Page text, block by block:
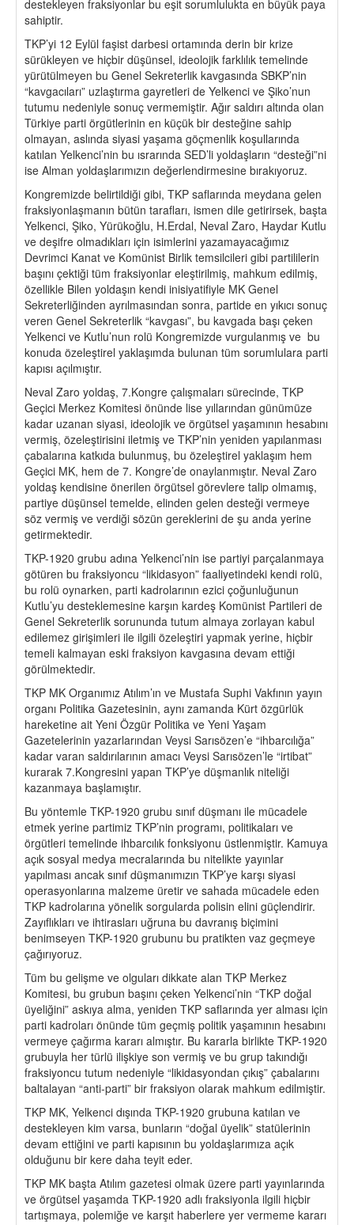
destekleyen fraksiyonlar bu eşit sorumlulukta en büyük paya
sahiptir.
TKP’yi 12 Eylül faşist darbesi ortamında derin bir krize
sürükleyen ve hiçbir düşünsel, ideolojik farklılık temelinde
yürütülmeyen bu Genel Sekreterlik kavgasında SBKP’nin
“kavgacıları” uzlaştırma gayretleri de Yelkenci ve Şiko’nun
tutumu nedeniyle sonuç vermemiştir. Ağır saldırı altında olan
Türkiye parti örgütlerinin en küçük bir desteğine sahip
olmayan, aslında siyasi yaşama göçmenlik koşullarında
katılan Yelkenci’nin bu ısrarında SED’li yoldaşların “desteği”ni
ise Alman yoldaşlarımızın değerlendirmesine bırakıyoruz.
Kongremizde belirtildiği gibi, TKP saflarında meydana gelen
fraksiyonlaşmanın bütün tarafları, ismen dile getirirsek, başta
Yelkenci, Şiko, Yürükoğlu, H.Erdal, Neval Zaro, Haydar Kutlu
ve deşifre olmadıkları için isimlerini yazamayacağımız
Devrimci Kanat ve Komünist Birlik temsilcileri gibi partililerin
başını çektiği tüm fraksiyonlar eleştirilmiş, mahkum edilmiş,
özellikle Bilen yoldaşın kendi inisiyatifiyle MK Genel
Sekreterliğinden ayrılmasından sonra, partide en yıkıcı sonuç
veren Genel Sekreterlik “kavgası”, bu kavgada başı çeken
Yelkenci ve Kutlu’nun rolü Kongremizde vurgulanmış ve bu
konuda özeleştirel yaklaşımda bulunan tüm sorumlulara parti
kapısı açılmıştır.
Neval Zaro yoldaş, 7.Kongre çalışmaları sürecinde, TKP
Geçici Merkez Komitesi önünde lise yıllarından günümüze
kadar uzanan siyasi, ideolojik ve örgütsel yaşamının hesabını
vermiş, özeleştirisini iletmiş ve TKP’nin yeniden yapılanması
çabalarına katkıda bulunmuş, bu özeleştirel yaklaşım hem
Geçici MK, hem de 7. Kongre’de onaylanmıştır. Neval Zaro
yoldaş kendisine önerilen örgütsel görevlere talip olmamış,
partiye düşünsel temelde, elinden gelen desteği vermeye
söz vermiş ve verdiği sözün gereklerini de şu anda yerine
getirmektedir.
TKP-1920 grubu adına Yelkenci’nin ise partiyi parçalanmaya
götüren bu fraksiyoncu “likidasyon” faaliyetindeki kendi rolü,
bu rolü oynarken, parti kadrolarının ezici çoğunluğunun
Kutlu’yu desteklemesine karşın kardeş Komünist Partileri de
Genel Sekreterlik sorununda tutum almaya zorlayan kabul
edilemez girişimleri ile ilgili özeleştiri yapmak yerine, hiçbir
temeli kalmayan eski fraksiyon kavgasına devam ettiği
görülmektedir.
TKP MK Organımız Atılım’ın ve Mustafa Suphi Vakfının yayın
organı Politika Gazetesinin, aynı zamanda Kürt özgürlük
hareketine ait Yeni Özgür Politika ve Yeni Yaşam
Gazetelerinin yazarlarından Veysi Sarısözen’e “ihbarcılığa”
kadar varan saldırılarının amacı Veysi Sarısözen’le “irtibat”
kurarak 7.Kongresini yapan TKP’ye düşmanlık niteliği
kazanmaya başlamıştır.
Bu yöntemle TKP-1920 grubu sınıf düşmanı ile mücadele
etmek yerine partimiz TKP’nin programı, politikaları ve
örgütleri temelinde ihbarcılık fonksiyonu üstlenmiştir. Kamuya
açık sosyal medya mecralarında bu nitelikte yayınlar
yapılması ancak sınıf düşmanımızın TKP’ye karşı siyasi
operasyonlarına malzeme üretir ve sahada mücadele eden
TKP kadrolarına yönelik sorgularda polisin elini güçlendirir.
Zayıflıkları ve ihtirasları uğruna bu davranış biçimini
benimseyen TKP-1920 grubunu bu pratikten vaz geçmeye
çağırıyoruz.
Tüm bu gelişme ve olguları dikkate alan TKP Merkez
Komitesi, bu grubun başını çeken Yelkenci’nin “TKP doğal
üyeliğini” askıya alma, yeniden TKP saflarında yer alması için
parti kadroları önünde tüm geçmiş politik yaşamının hesabını
vermeye çağırma kararı almıştır. Bu kararla birlikte TKP-1920
grubuyla her türlü ilişkiye son vermiş ve bu grup takındığı
fraksiyoncu tutum nedeniyle “likidasyondan çıkış” çabalarını
baltalayan “anti-parti” bir fraksiyon olarak mahkum edilmiştir.
TKP MK, Yelkenci dışında TKP-1920 grubuna katılan ve
destekleyen kim varsa, bunların “doğal üyelik” statülerinin
devam ettiğini ve parti kapısının bu yoldaşlarımıza açık
olduğunu bir kere daha teyit eder.
TKP MK başta Atılım gazetesi olmak üzere parti yayınlarında
ve örgütsel yaşamda TKP-1920 adlı fraksiyonla ilgili hiçbir
tartışmaya, polemiğe ve karşıt haberlere yer vermeme kararı